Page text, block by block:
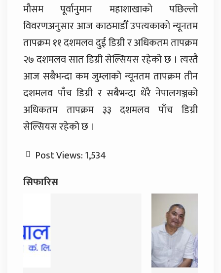
मौसम पूर्वानुमान महाशाखाको पछिल्लो
विवरणअनुसार आज काठमाडौँ उपत्यकाको न्यूनतम
तापक्रम ११ दशमलव दुई डिग्री र अधिकतम तापक्रम
२७ दशमलव सात डिग्री सेल्सियस रहेको छ । त्यस्तै
आज सबैभन्दा कम जुम्लाको न्यूनतम तापक्रम तीन
दशमलव पाँच डिग्री र सबैभन्दा धेरै नेपालगञ्जको
अधिकतम तापक्रम ३३ दशमलव पाँच डिग्री
सेल्सियस रहेको छ ।
Post Views:1,534
सिफारिस